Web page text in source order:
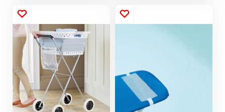
chcieť. Nájde sa
miesto aj pre košele a
blúzky. Po zložení sa
zmestí do každého
výklenku.